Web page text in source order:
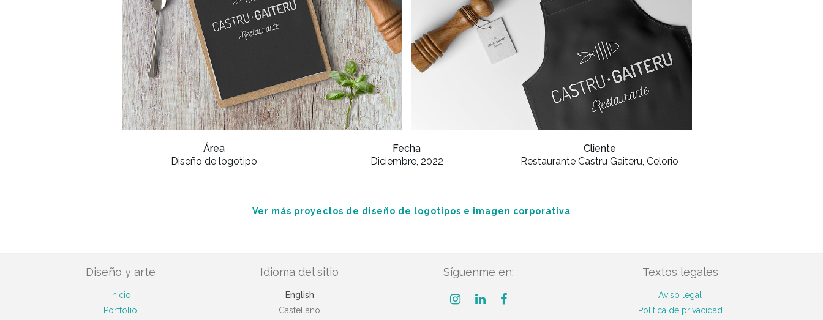
Área
Diseño de logotipo
Fecha
Diciembre, 2022
Cliente
Restaurante Castru Gaiteru, Celorio
Ver más proyectos de diseño de logotipos e imagen corporativa
Diseño y arte
Inicio
Portfolio
Idioma del sitio
English
Castellano
Síguenme en: Textos legales
Aviso legal
Política de privacidad